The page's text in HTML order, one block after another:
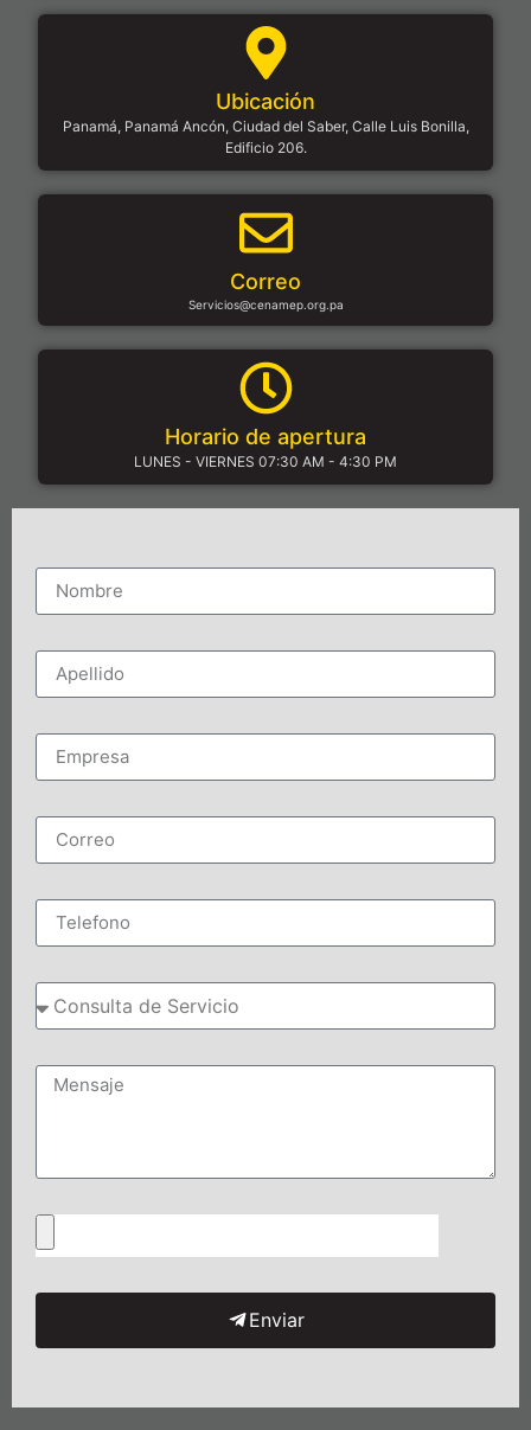
Ubicación
Panamá, Panamá Ancón, Ciudad del Saber, Calle Luis Bonilla,
Edificio 206.
Correo
Servicios@cenamep.org.pa
Horario de apertura
LUNES - VIERNES 07:30 AM - 4:30 PM
Enviar